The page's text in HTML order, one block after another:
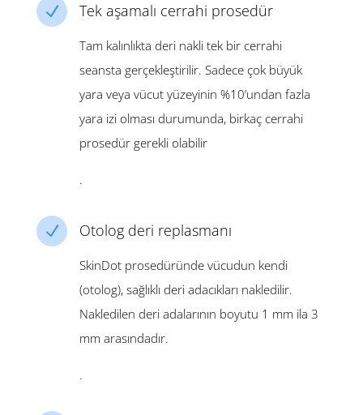
N Tek aşamalı cerrahi prosedür
Tam kalınlıkta deri nakli tek bir cerrahi
seansta gerçekleştirilir. Sadece çok büyük
yara veya vücut yüzeyinin %10’undan fazla
yara izi olması durumunda, birkaç cerrahi
prosedür gerekli olabilir
.
N Otolog deri replasmanı
SkinDot prosedüründe vücudun kendi
(otolog), sağlıklı deri adacıkları nakledilir.
Nakledilen deri adalarının boyutu 1 mm ila 3
mm arasındadır.
.